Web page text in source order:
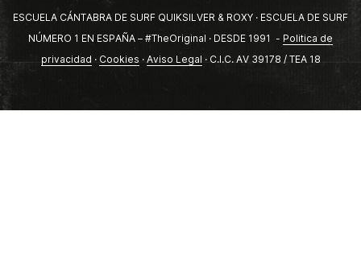
ESCUELA CÁNTABRA DE SURF QUIKSILVER & ROXY · ESCUELA DE SURF
NÚMERO 1 EN ESPAÑA – #TheOriginal · DESDE 1991 - Politica de
privacidad · Cookies · Aviso Legal · C.I.C. AV 39178 / TEA 18